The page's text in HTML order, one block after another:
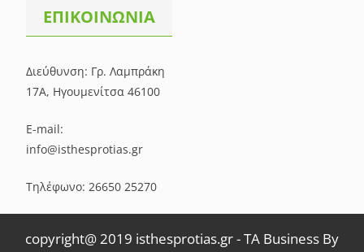
ΕΠΙΚΟΙΝΩΝΙΑ
Διεύθυνση: Γρ. Λαμπράκη
17Α, Ηγουμενίτσα 46100
E-mail:
info@isthesprotias.gr
Τηλέφωνο: 26650 25270
copyright@ 2019 isthesprotias.gr-TA Business By